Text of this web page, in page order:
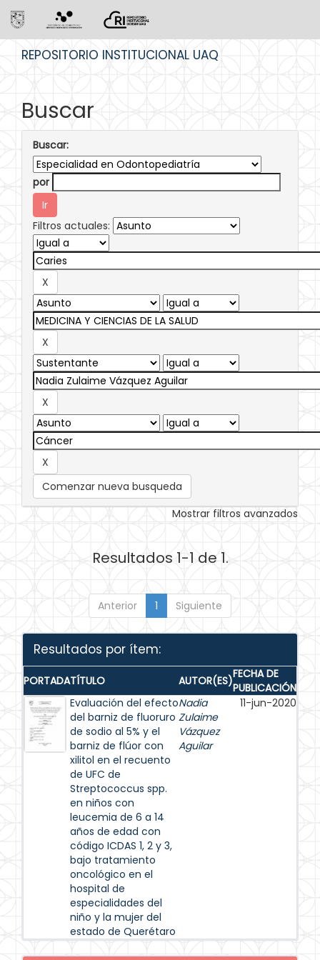
REPOSITORIO INSTITUCIONAL UAQ
Buscar
Buscar:
por
Filtros actuales:
Comenzar nueva busqueda
Mostrar filtros avanzados
Resultados 1-1 de 1.
Anterior 1 Siguiente
Resultados por ítem:
PORTADATÍTULO AUTOR(ES)FECHA DE
PUBLICACIÓN
Evaluación del efecto
del barniz de fluoruro
de sodio al 5% y el
barniz de flúor con
xilitol en el recuento
de UFC de
Streptococcus spp.
en niños con
leucemia de 6 a 14
años de edad con
código ICDAS 1, 2 y 3,
bajo tratamiento
oncológico en el
hospital de
especialidades del
niño y la mujer del
estado de Querétaro
Nadia
Zulaime
Vázquez
Aguilar
11-jun-2020